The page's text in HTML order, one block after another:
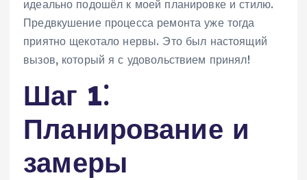
идеально подошёл к моей планировке и стилю.
Предвкушение процесса ремонта уже тогда
приятно щекотало нервы. Это был настоящий
вызов, который я с удовольствием принял!
Шаг 1⁚
Планирование и
замеры